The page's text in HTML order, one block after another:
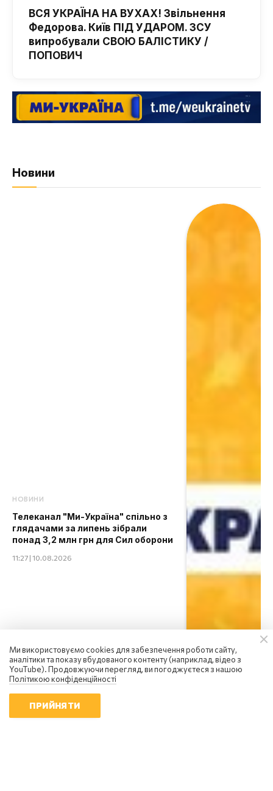
ВСЯ УКРАЇНА НА ВУХАХ! Звільнення
Федорова. Київ ПІД УДАРОМ. ЗСУ
випробували СВОЮ БАЛІСТИКУ /
ПОПОВИЧ
Новини
НОВИНИ
Телеканал "Ми-Україна" спільно з
глядачами за липень зібрали
понад 3,2 млн грн для Сил оборони
11:27 | 10.08.2026
Ми використовуємо cookies для забезпечення роботи сайту,
аналітики та показу вбудованого контенту (наприклад, відео з
YouTube). Продовжуючи перегляд, ви погоджуєтеся з нашою
Політикою конфіденційності
ПРИЙНЯТИ